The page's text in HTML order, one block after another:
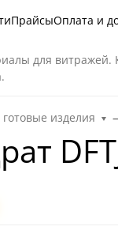
ПрайсыОплата и
для витражей.
изделия